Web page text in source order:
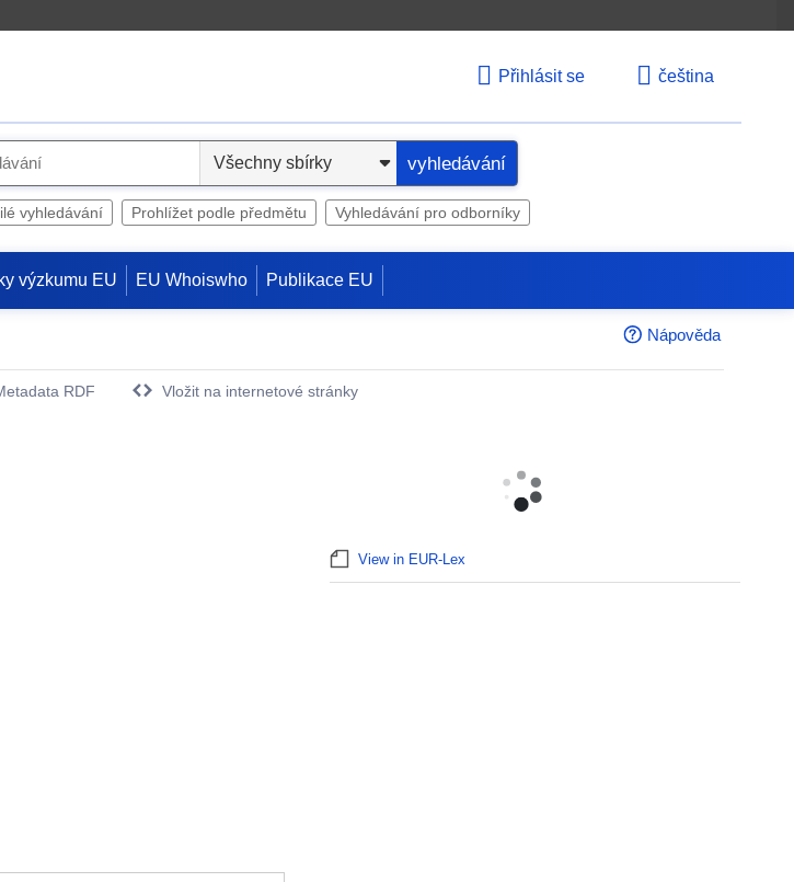
Přihlásit se čeština
vyhledávání
vyhledávání Prohlížet podle předmětu Vyhledávání pro odborníky
výzkumu EU EU Whoiswho Publikace EU
Nápověda
RDF
Vložit na internetové stránky
View in EUR-Lex